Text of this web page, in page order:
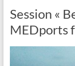
Session «
MEDports